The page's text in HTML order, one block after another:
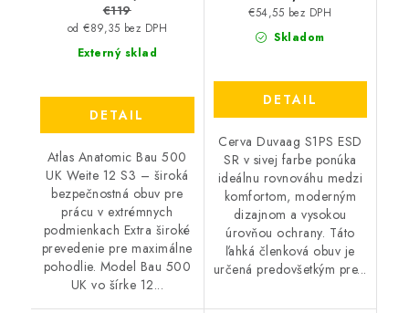
Externý sklad
od €89,35 bez DPH
€119
DETAIL
Atlas Anatomic Bau 500
UK Weite 12 S3 – široká
bezpečnostná obuv pre
prácu v extrémnych
podmienkach Extra široké
prevedenie pre maximálne
pohodlie. Model Bau 500
UK vo šírke 12...
Skladom
€54,55 bez DPH
DETAIL
Cerva Duvaag S1PS ESD
SR v sivej farbe ponúka
ideálnu rovnováhu medzi
komfortom, moderným
dizajnom a vysokou
úrovňou ochrany. Táto
ľahká členková obuv je
určená predovšetkým pre...